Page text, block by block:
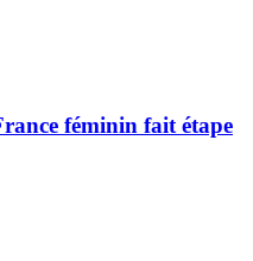
féminin fait étape